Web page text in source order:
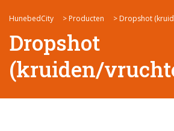
HunebedCity > Producten > Dropshot
Dropshot
(kruiden/